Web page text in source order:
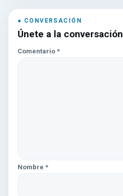
Únete a la conversación
Comentario *
Nombre *